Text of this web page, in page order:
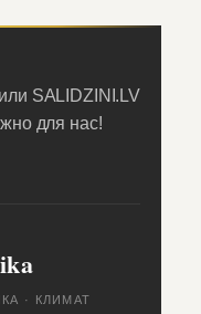
SALIDZINI.LV
для нас!
· КЛИМАТ